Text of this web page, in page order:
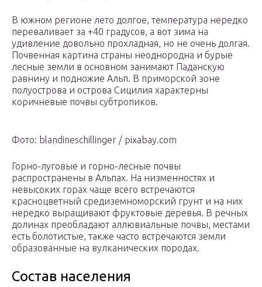
В южном регионе лето долгое, температура нередко
переваливает за +40 градусов, а вот зима на
удивление довольно прохладная, но не очень долгая.
Почвенная картина страны неоднородна и бурые
лесные земли в основном занимают Паданскую
равнину и подножие Альп. В приморской зоне
полуострова и острова Сицилия характерны
коричневые почвы субтропиков.
Фото: blandineschillinger / pixabay.com
Горно-луговые и горно-лесные почвы
распространены в Альпах. На низменностях и
невысоких горах чаще всего встречаются
красноцветный средиземноморский грунт и на них
нередко выращивают фруктовые деревья. В речных
долинах преобладают аллювиальные почвы, местами
есть болотистые, также часто встречаются земли
образованные на вулканических породах.
Состав населения